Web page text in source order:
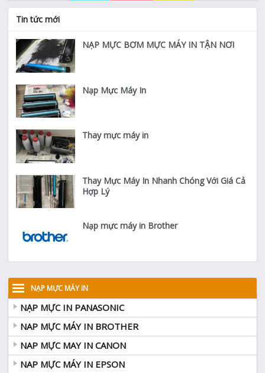
Tin tức mới
NẠP MỰC BƠM MỰC MÁY IN TẬN NƠI
Nạp Mực Máy In
Thay mực máy in
Thay Mực Máy In Nhanh Chóng Với Giá Cả
Hợp Lý
Nạp mực máy in Brother
NẠP MỰC MÁY IN
NẠP MỰC IN PANASONIC
NAP MỰC MÁY IN BROTHER
NAP MỰC MAY IN CANON
NAP MỰC MÁY IN EPSON